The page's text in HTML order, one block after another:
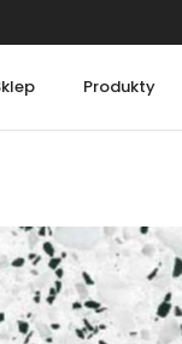
Produkty